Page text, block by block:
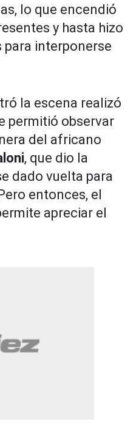
lo que encendió
y hasta hizo
para interponerse
la escena realizó
permitió observar
del africano
, que dio la
dado vuelta para
entonces, el
apreciar el